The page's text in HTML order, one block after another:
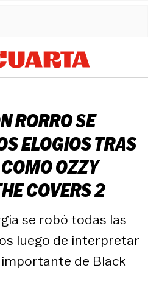
RORRO SE
ELOGIOS TRAS
OZZY
COVERS 2
se robó todas las
luego de interpretar
de Black